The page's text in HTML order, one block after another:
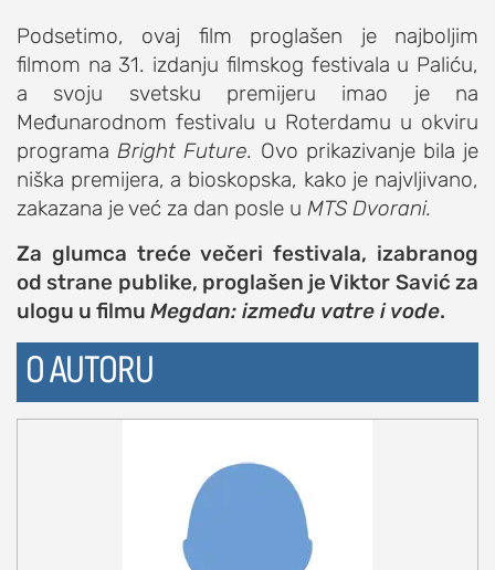
Podsetimo, ovaj film proglašen je najboljim
filmom na 31. izdanju filmskog festivala u Paliću,
a svoju svetsku premijeru imao je na
Međunarodnom festivalu u Roterdamu u okviru
programa Bright Future. Ovo prikazivanje bila je
niška premijera, a bioskopska, kako je najvljivano,
zakazana je već za dan posle u MTS Dvorani.
Za glumca treće večeri festivala, izabranog
od strane publike, proglašen je Viktor Savić za
ulogu u filmu Megdan: između vatre i vode.
O AUTORU